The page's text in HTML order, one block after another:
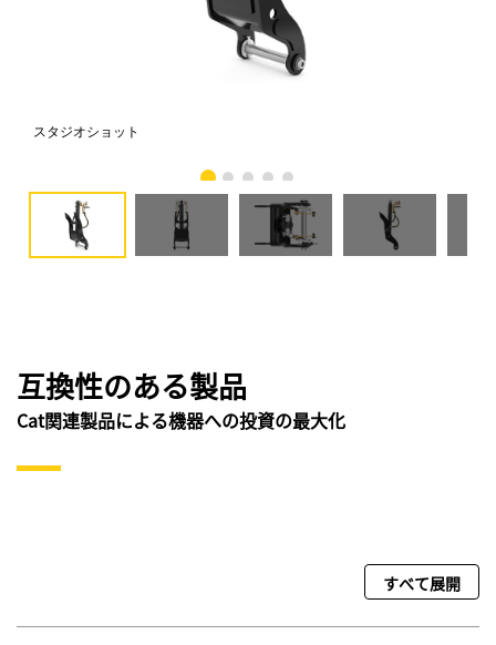
スタジオショット
互換性のある製品
Cat関連製品による機器への投資の最大化
すべて展開